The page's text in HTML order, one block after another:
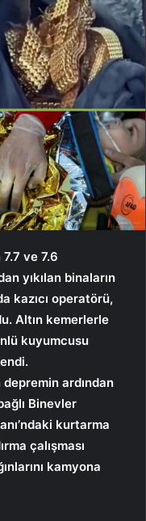
ve 7.6
yıkılan binaların
kazıcı operatörü,
Altın kemerlerle
kuyumcusu
ardından
Binevler
kurtarma
çalışması
kamyona